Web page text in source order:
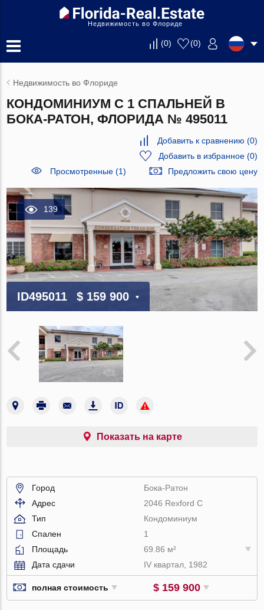
Недвижимость во Флориде
(0) (0)
Недвижимость во Флориде
КОНДОМИНИУМ С 1 СПАЛЬНЕЙ В
БОКА-РАТОН, ФЛОРИДА № 495011
Добавить к сравнению (0)
Добавить в избранное(0)
Просмотренные (1)
Предложить свою цену
139
ID495011 $ 159 900
Показать на карте
Город
Бока-Ратон
Адрес
2046 Rexford C
Тип
Кондоминиум
Спален
1
Площадь
69.86 м²
Дата сдачи
IV квартал, 1982
полная стоимость $ 159 900